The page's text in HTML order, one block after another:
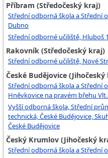
Příbram (Středočeský kraj)
Střední odborná škola a Střední
Dubno
Střední odborné učiliště, Hluboš
Rakovník (Středočeský kraj)
Střední odborné učiliště, Nové
České Budějovice
Střední odborná škola a Střední
Hněvkovice na pravém břehu
Vyšší odborná škola, Střední
technická, České Budějovice,
České Budějovice
Český Krumlov (Jihočeský
Střední odborná škola a Střední